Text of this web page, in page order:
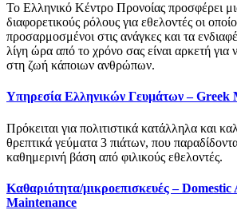
Το Ελληνικό Κέντρο Προνοίας προσφέρει
διαφορετικούς ρόλους για εθελοντές οι
προσαρμοσμένοι στις ανάγκες και τα
λίγη ώρα από το χρόνο σας είναι αρκετή για
στη ζωή κάποιων ανθρώπων.
Υπηρεσία Ελληνικών Γευμάτων – Greek
Πρόκειται για πολιτιστικά κατάλληλα και
θρεπτικά γεύματα 3 πιάτων, που
καθημερινή βάση από φιλικούς εθελοντές.
Καθαριότητα/μικροεπισκευές – Domestic
Maintenance